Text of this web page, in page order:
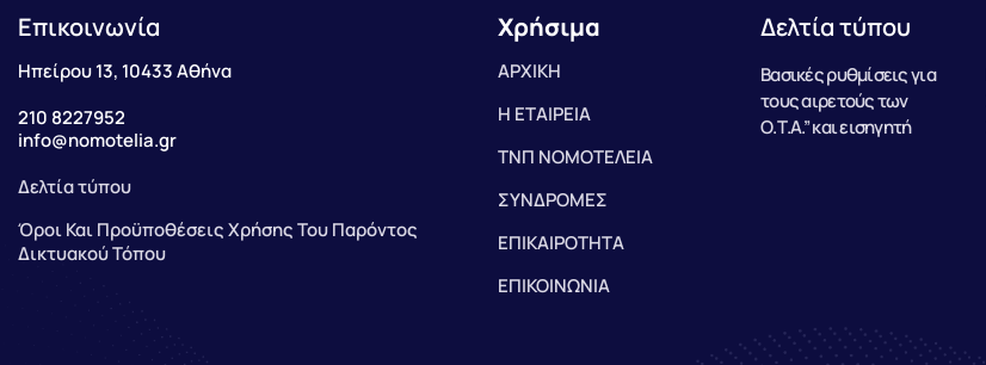
Επικοινωνία
Ηπείρου 13, 10433 Αθήνα
210 8227952
info@nomotelia.gr
Δελτία τύπου
Όροι Και Προϋποθέσεις Χρήσης Του Παρόντος
Δικτυακού Τόπου
Χρήσιμα
ΑΡΧΙΚΗ
Η ΕΤΑΙΡΕΙΑ
ΤΝΠ ΝΟΜΟΤΕΛΕΙΑ
ΣΥΝΔΡΟΜΕΣ
ΕΠΙΚΑΙΡΟΤΗΤΑ
ΕΠΙΚΟΙΝΩΝΙΑ
Δελτία τύπου
Βασικές ρυθμίσεις για
τους αιρετούς των
Ο.Τ.Α.” και εισηγητή